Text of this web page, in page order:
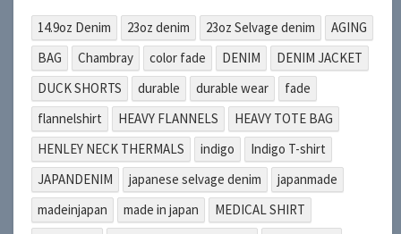
14.9oz Denim 23oz denim 23oz Selvage denim
AGING
BAG
Chambray color fade DENIM
DENIM JACKET
DUCK SHORTS
durable durable wear
fade
flannelshirt
HEAVY FLANNELS
HEAVY TOTE BAG
HENLEY NECK THERMALS
indigo
Indigo T-shirt
JAPANDENIM
japanese selvage denim
japanmade
madeinjapan
made in japan
MEDICAL SHIRT